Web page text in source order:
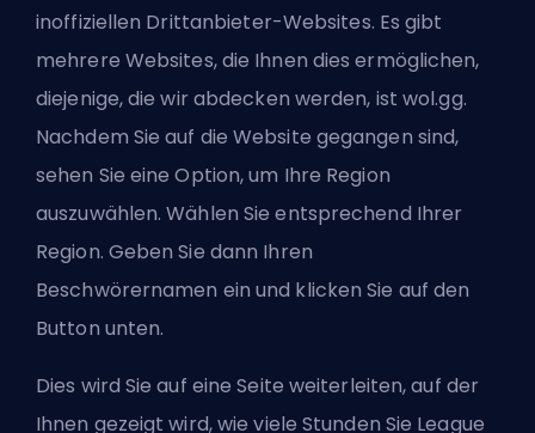
inoffiziellen Drittanbieter-Websites. Es gibt
mehrere Websites, die Ihnen dies ermöglichen,
diejenige, die wir abdecken werden, ist wol.gg.
Nachdem Sie auf die Website gegangen sind,
sehen Sie eine Option, um Ihre Region
auszuwählen. Wählen Sie entsprechend Ihrer
Region. Geben Sie dann Ihren
Beschwörernamen ein und klicken Sie auf den
Button unten.
Dies wird Sie auf eine Seite weiterleiten, auf der
Ihnen gezeigt wird, wie viele Stunden Sie League